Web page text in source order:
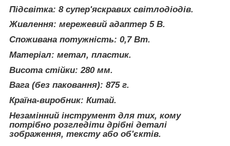
Підсвітка: 8 супер'яскравих світлодіодів.
Живлення: мережевий адаптер 5 В.
Споживана потужність: 0,7 Вт.
Матеріал: метал, пластик.
Висота стійки: 280 мм.
Вага (без паковання): 875 г.
Країна-виробник: Китай.
Незамінний інструмент для тих, кому
потрібно розгледіти дрібні деталі
зображення, тексту або об'єктів.